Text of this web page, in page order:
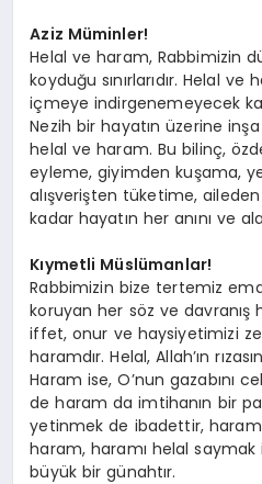
Aziz Müminler!
Helal ve haram, Rabbimizin
koyduğu sınırlarıdır. Helal
içmeye indirgenemeyecek
Nezih bir hayatın üzerine
helal ve haram. Bu bilinç,
eyleme, giyimden kuşama,
alışverişten tüketime,
kadar hayatın her anını ve
Kıymetli Müslümanlar!
Rabbimizin bize tertemiz
koruyan her söz ve davranış
iffet, onur ve haysiyetimizi
haramdır. Helal, Allah’ın
Haram ise, O’nun gazabını
de haram da imtihanın bir
yetinmek de ibadettir,
haram, haramı helal
büyük bir günahtır.